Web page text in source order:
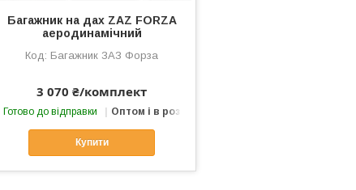
Багажник на дах ZAZ FORZA
аеродинамічний
Багажник ЗАЗ Форза
3 070 ₴/комплект
Готово до відправки Оптом і в роздріб
Купити